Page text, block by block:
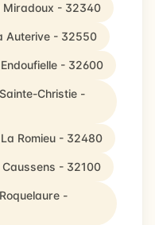
Miradoux - 32340
Auterive - 32550
- 32600
Christie -
Romieu - 32480
- 32100
-